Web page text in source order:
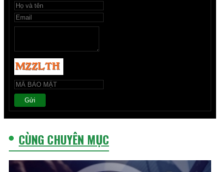
Gửi
CÙNG CHUYÊN MỤC